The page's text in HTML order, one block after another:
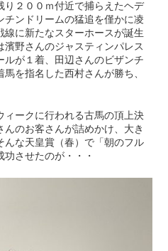
り２００ｍ付近で捕らえたヘデ
チンドリームの猛追を僅かに凌
に新たなスターホースが誕生
濱野さんのジャスティンパレス
が１着、田辺さんのビザンチ
を指名した西村さんが勝ち、
ィークに行われる古馬の頂上決
のお客さんが詰めかけ、大き
んな天皇賞（春）で「朝のフル
させたのが・・・